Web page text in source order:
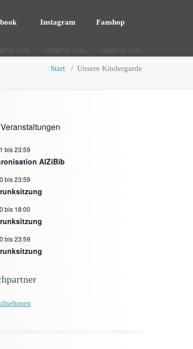
Link)
Instagram
(externer Link)
Fanshop
(externer Link)
Start / Unsere Kindergarde
bis23:59
AlZiBib
bis23:59
bis 18:00
bis23:59